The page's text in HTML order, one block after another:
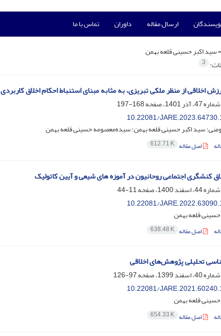
ارسال مقاله داوران تماس با ما
سید اکبر حسینی قلعه بهمن
3
اخلاقی از منظر ملکی تبریزی، به مثابه مبنای استنباط احکام اخلاق کاربردی
168-197
10.22081/
سید اکبر حسینی قلعه بهمن؛ سیده‌معصومه حسینی قلعه بهمن
اصل مقاله 612.71 K
کنشگری اجتماعی روحانیون در آموزه های شیعی و آیین کاتولیک
11-44
10.22081/
قلعه بهمن
اصل مقاله 638.48 K
تحلیلی پژوهش‌های اخلاقی
97-126
10.22081/
قلعه بهمن
اصل مقاله 654.33 K